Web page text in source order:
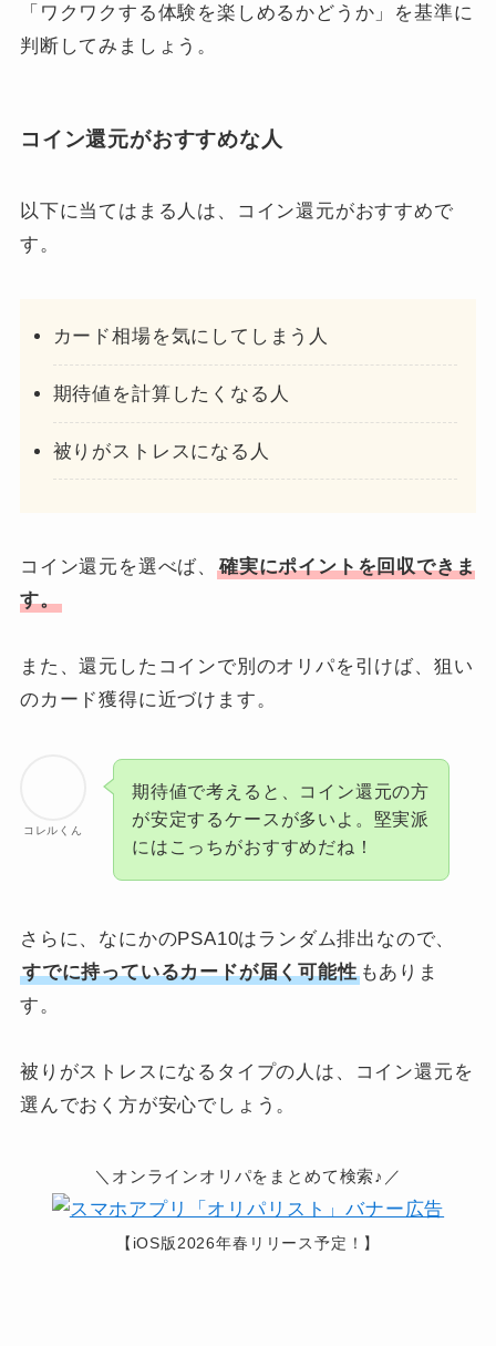
「ワクワクする体験を楽しめるかどうか」を基準に
判断してみましょう。
コイン還元がおすすめな人
以下に当てはまる人は、コイン還元がおすすめで
す。
カード相場を気にしてしまう人
期待値を計算したくなる人
被りがストレスになる人
コイン還元を選べば、
確実にポイントを回収できま
す。
また、還元したコインで別のオリパを引けば、狙い
のカード獲得に近づけます。
コレルくん
期待値で考えると、コイン還元の方
が安定するケースが多いよ。堅実派
にはこっちがおすすめだね！
さらに、なにかのPSA10はランダム排出なので、
すでに持っているカードが届く可能性もありま
す。
被りがストレスになるタイプの人は、コイン還元を
選んでおく方が安心でしょう。
＼オンラインオリパをまとめて検索♪／
【iOS版2026年春リリース予定！】